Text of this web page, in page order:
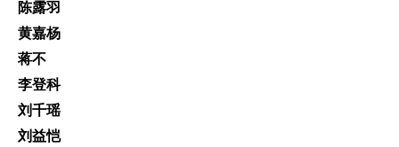
陈露羽
黄嘉杨
蒋不
李登科
刘千瑶
刘益恺